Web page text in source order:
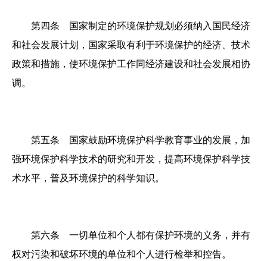
第四条 国家制定的环境保护规划必须纳入国民经济
和社会发展计划，国家采取有利于环境保护的经济、技术
政策和措施，使环境保护工作同经济建设和社会发展相协
调。
第五条 国家鼓励环境保护科学教育事业的发展，加
强环境保护科学技术的研究和开发，提高环境保护科学技
术水平，普及环境保护的科学知识。
第六条 一切单位和个人都有保护环境的义务，并有
权对污染和破坏环境的单位和个人进行检举和控告。